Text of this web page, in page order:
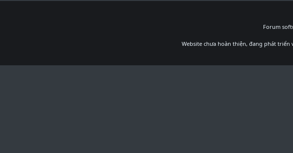
Forum
Website chưa hoàn thiện, đang phát triển